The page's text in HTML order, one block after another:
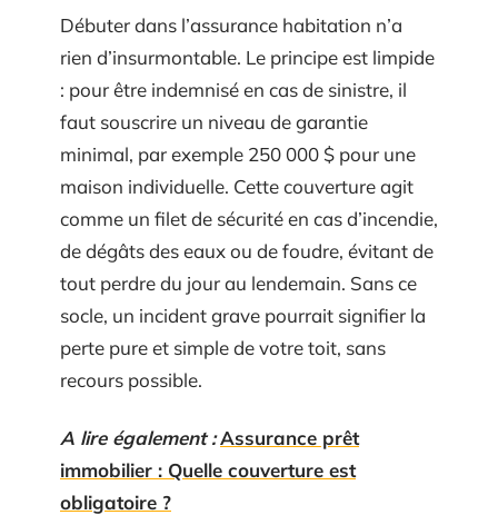
Débuter dans l’assurance habitation n’a
rien d’insurmontable. Le principe est limpide
: pour être indemnisé en cas de sinistre, il
faut souscrire un niveau de garantie
minimal, par exemple 250 000 $ pour une
maison individuelle. Cette couverture agit
comme un filet de sécurité en cas d’incendie,
de dégâts des eaux ou de foudre, évitant de
tout perdre du jour au lendemain. Sans ce
socle, un incident grave pourrait signifier la
perte pure et simple de votre toit, sans
recours possible.
A lire également :Assurance prêt
immobilier : Quelle couverture est
obligatoire ?